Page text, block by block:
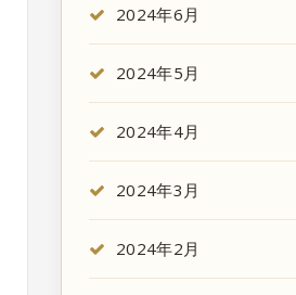
2024年6月
2024年5月
2024年4月
2024年3月
2024年2月